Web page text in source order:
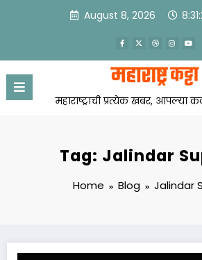
August 8, 2026
महाराष्ट्राची प्रत्येक खबर, आपल्या
Tag: Jalindar
Home Blog Jalindar